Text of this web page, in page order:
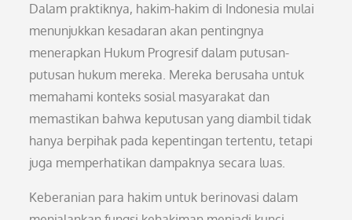
Dalam praktiknya, hakim-hakim di Indonesia mulai
menunjukkan kesadaran akan pentingnya
menerapkan Hukum Progresif dalam putusan-
putusan hukum mereka. Mereka berusaha untuk
memahami konteks sosial masyarakat dan
memastikan bahwa keputusan yang diambil tidak
hanya berpihak pada kepentingan tertentu, tetapi
juga memperhatikan dampaknya secara luas.
Keberanian para hakim untuk berinovasi dalam